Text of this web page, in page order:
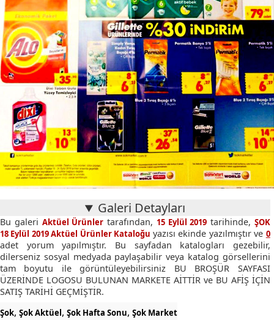
Galeri Detayları
Bu galeri Aktüel Ürünler tarafından, 15 Eylül 2019 tarihinde, ŞOK
18 Eylül 2019 Aktüel Ürünler Kataloğu yazısı ekinde yazılmıştır ve 0
adet yorum yapılmıştır. Bu sayfadan katalogları gezebilir,
dilerseniz sosyal medyada paylaşabilir veya katalog görsellerini
tam boyutu ile görüntüleyebilirsiniz BU BROŞÜR SAYFASI
ÜZERİNDE LOGOSU BULUNAN MARKETE AİTTİR ve BU AFİŞ İÇİN
SATIŞ TARİHİ GEÇMİŞTİR.
Şok, Şok Aktüel , Şok Hafta Sonu, Şok Market